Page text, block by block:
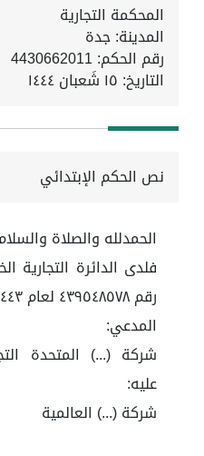
المحكمة التجارية
المدينة: جدة
رقم الحكم: 4430662011
التاريخ: ١٥ شَعبان ١٤٤٤
نص الحكم الإبتدائي
الحمدلله والصلاة
فلدى الدائرة التجارية
رقم ٤٣٩٥٤٨٥٧٨ لعام ١٤٤٣ه
المدعي:
شركة (...) المتحدة
عليه:
شركة (...) العالمية